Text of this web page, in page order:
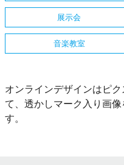
展示会
音楽教室
オンラインデザインはピ
て、透かしマーク入り画
す。